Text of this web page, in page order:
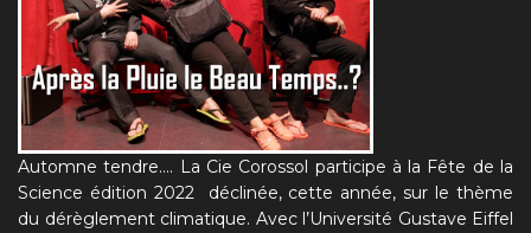
Automne tendre…. La Cie Corossol participe à la Fête de la
Science édition 2022 déclinée, cette année, sur le thème
du dérèglement climatique. Avec l’Université Gustave Eiffel